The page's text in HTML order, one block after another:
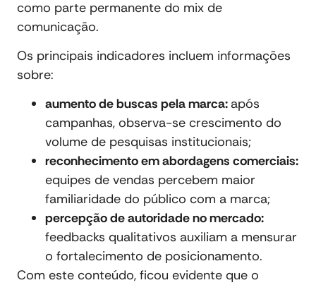
como parte permanente do mix de
comunicação.
Os principais indicadores incluem informações
sobre:
aumento de buscas pela marca: após
campanhas, observa-se crescimento do
volume de pesquisas institucionais;
reconhecimento em abordagens comerciais:
equipes de vendas percebem maior
familiaridade do público com a marca;
percepção de autoridade no mercado:
feedbacks qualitativos auxiliam a mensurar
o fortalecimento de posicionamento.
Com este conteúdo, ficou evidente que o